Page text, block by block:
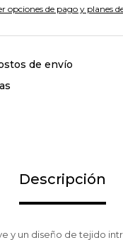
opciones de pago y planes
de envío
Descripción
y un diseño de tejido